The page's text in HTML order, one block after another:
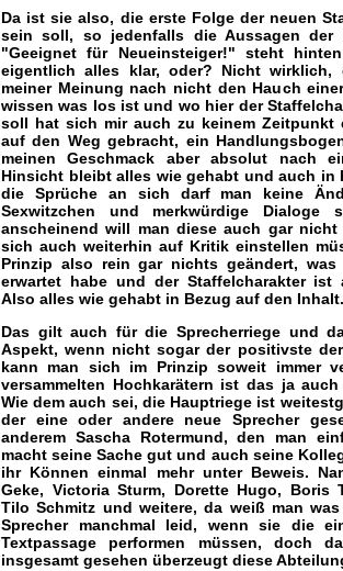
Da ist sie also, die erste Folge der neuen
sein soll, so jedenfalls die Aussagen der
"Geeignet für Neueinsteiger!" steht
eigentlich alles klar, oder? Nicht wirklich,
meiner Meinung nach nicht den Hauch
wissen was los ist und wo hier der
soll hat sich mir auch zu keinem Zeitpunkt
auf den Weg gebracht, ein
meinen Geschmack aber absolut nach
Hinsicht bleibt alles wie gehabt und auch in
die Sprüche an sich darf man keine
Sexwitzchen und merkwürdige Dialoge
anscheinend will man diese auch gar
sich auch weiterhin auf Kritik einstellen
Prinzip also rein gar nichts geändert,
erwartet habe und der Staffelcharakter ist
Also alles wie gehabt in Bezug auf den Inhalt.
Das gilt auch für die Sprecherriege und
Aspekt, wenn nicht sogar der positivste
kann man sich im Prinzip soweit immer
versammelten Hochkarätern ist das ja
Wie dem auch sei, die Hauptriege ist
der eine oder andere neue Sprecher
anderem Sascha Rotermund, den man
macht seine Sache gut und auch seine
ihr Können einmal mehr unter Beweis.
Geke, Victoria Sturm, Dorette Hugo, Boris
Tilo Schmitz und weitere, da weiß man
Sprecher manchmal leid, wenn sie die
Textpassage performen müssen, doch
insgesamt gesehen überzeugt diese